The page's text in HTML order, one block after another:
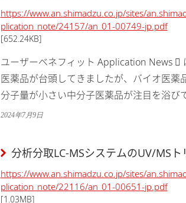
https://www.an.shimadzu.co.jp/sites/
plication_note/24157/an_01-00749-jp.pdf
[652.24KB]
ユーザーベネフィット Application News 
医薬品が台頭してきましたが、バイオ医
分子量が小さい中分子医薬品が注目を浴び
コストでの製造が可能であるうえ、分子量
2024年7月9日
分析分取LC-MSシステムのUV/MS
https://www.an.shimadzu.co.jp/sites/
plication_note/22116/an_01-00651-jp.pdf
[1.03MB]